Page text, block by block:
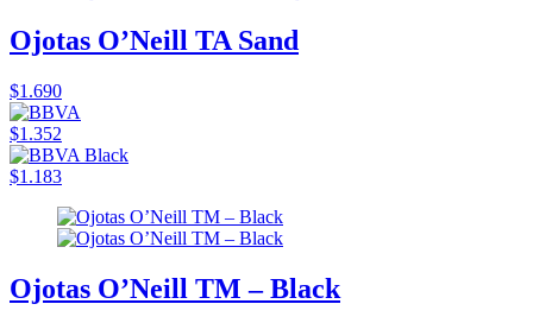
Ojotas O’Neill TA Sand
$1.690
$1.352
$1.183
Ojotas O’Neill TM – Black